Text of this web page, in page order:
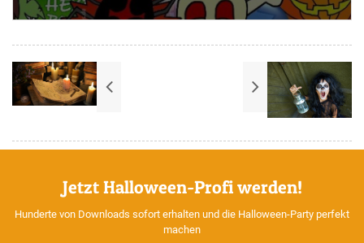
Jetzt Halloween-Profi werden!
Hunderte von Downloads sofort erhalten und die Halloween-Party perfekt
machen